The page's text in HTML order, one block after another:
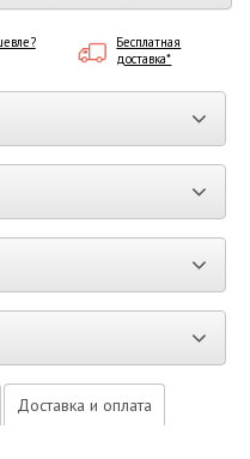
Бесплатная
доставка*
Доставка и оплата